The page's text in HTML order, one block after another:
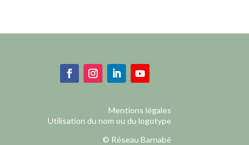
Mentions légales
Utilisation du nom ou du logotype
© Réseau Barnabé